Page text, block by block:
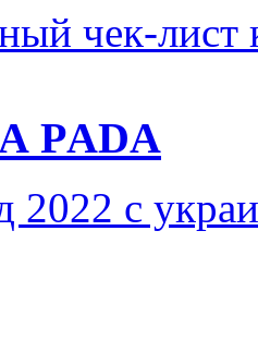
чек-
РADA
2022 с